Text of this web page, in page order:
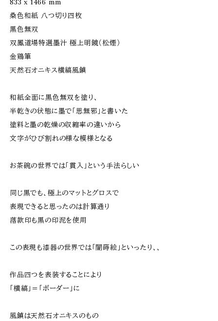
833 x 1466 mm
桑色和紙 八つ切り四枚
黒色無双
双鳳道場特選墨汁 極上明鏡（松煙）
金鶏筆
天然石オニキス横縞風鎮
和紙全面に黒色無双を塗り、
半乾きの状態に墨で「思無邪」と書いた
塗料と墨の乾燥の収縮率の違いから
文字がひび割れの様な模様となる
お茶碗の世界では「貫入」という手法らしい
同じ黒でも、極上のマットとグロスで
表現できると思ったのは計算通り
落款印も黒の印泥を使用
この表現も漆器の世界では「闇蒔絵」といったり、、
作品四つを表装することにより
「横縞」＝「ボーダー」に
風鎮は天然石オニキスのもの